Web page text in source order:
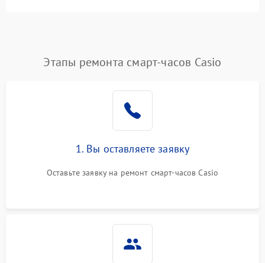
Этапы ремонта смарт-часов Casio
1. Вы оставляете заявку
Оставьте заявку на ремонт смарт-часов Casio